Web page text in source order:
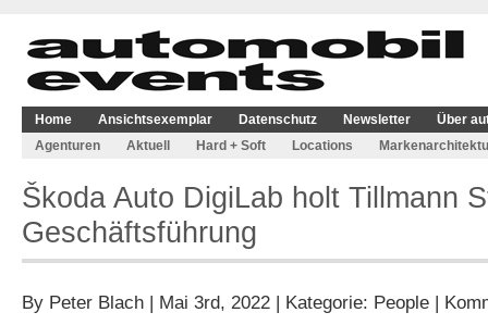
Home Ansichtsexemplar Datenschutz Newsletter
Über
Agenturen
Aktuell Hard + Soft Locations
Škoda Auto DigiLab holt Tillmann
Geschäftsführung
By Peter Blach | Mai 3rd, 2022 | Kategorie: People |